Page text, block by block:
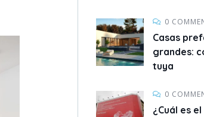
0
Casas
grandes:
tuya
0
¿Cuál es